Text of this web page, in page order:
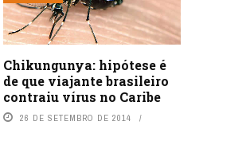
Chikungunya: hipótese é
de que viajante brasileiro
contraiu vírus no Caribe
26 DE SETEMBRO DE 2014